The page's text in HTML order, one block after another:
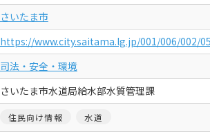
さいたま市
https://www.city.saitama.lg.jp/001/006/002/
司法・安全・環境
さいたま市水道局給水部水質管理課
住民向け情報 水道